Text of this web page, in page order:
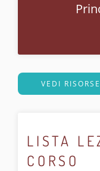
VEDI
LISTA
CORSO